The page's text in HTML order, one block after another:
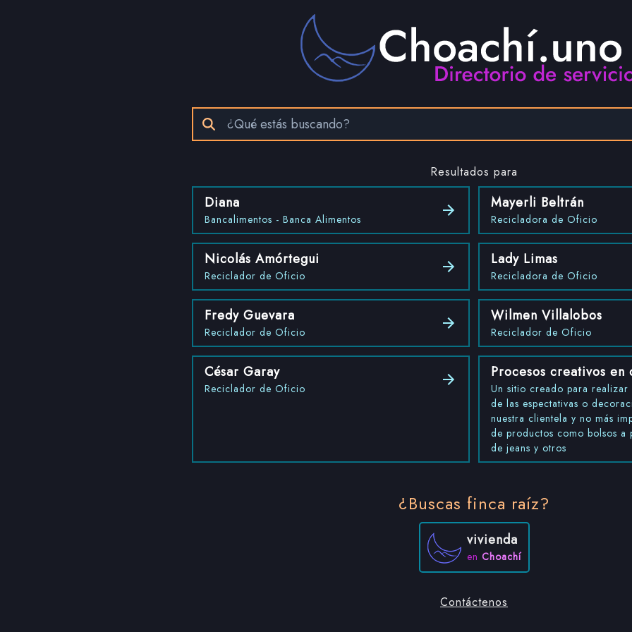
Resultados para
Diana
Bancalimentos - Banca Alimentos
Mayerli Beltrán
Recicladora de Oficio
Nicolás Amórtegui
Reciclador de Oficio
Lady Limas
Recicladora de Oficio
Fredy Guevara
Reciclador de Oficio
Wilmen Villalobos
Reciclador de Oficio
César Garay
Reciclador de Oficio
Procesos creativos en
Un sitio creado para
de las espectativas o
nuestra clientela y no más
de productos como bolsos
de jeans y otros
¿Buscas finca raíz?
vivienda
en Choachí
Contáctenos